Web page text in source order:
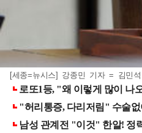
[세종=뉴시스] 강종민 기자 = 김민